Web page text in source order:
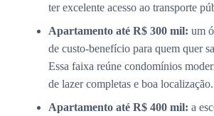
ter excelente acesso ao transporte
Apartamento até R$ 300 mil: um
de custo-benefício para quem quer
Essa faixa reúne condomínios
de lazer completas e boa localização.
Apartamento até R$ 400 mil: a